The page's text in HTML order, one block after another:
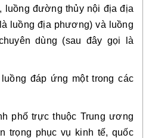
luồng đường thủy nội địa địa
luồng địa phương) và luồng
dùng (sau đây gọi là
đáp ứng một trong các
phố trực thuộc Trung ương
trọng phục vụ kinh tế, quốc